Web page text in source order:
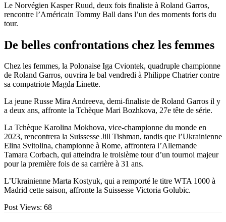
Le Norvégien Kasper Ruud, deux fois finaliste à Roland Garros,
rencontre l’Américain Tommy Ball dans l’un des moments forts du
tour.
De belles confrontations chez les femmes
Chez les femmes, la Polonaise Iga Cviontek, quadruple championne
de Roland Garros, ouvrira le bal vendredi à Philippe Chatrier contre
sa compatriote Magda Linette.
La jeune Russe Mira Andreeva, demi-finaliste de Roland Garros il y
a deux ans, affronte la Tchèque Mari Bozhkova, 27e tête de série.
La Tchèque Karolina Mokhova, vice-championne du monde en
2023, rencontrera la Suissesse Jill Tishman, tandis que l’Ukrainienne
Elina Svitolina, championne à Rome, affrontera l’Allemande
Tamara Corbach, qui atteindra le troisième tour d’un tournoi majeur
pour la première fois de sa carrière à 31 ans.
L’Ukrainienne Marta Kostyuk, qui a remporté le titre WTA 1000 à
Madrid cette saison, affronte la Suissesse Victoria Golubic.
Post Views: 68